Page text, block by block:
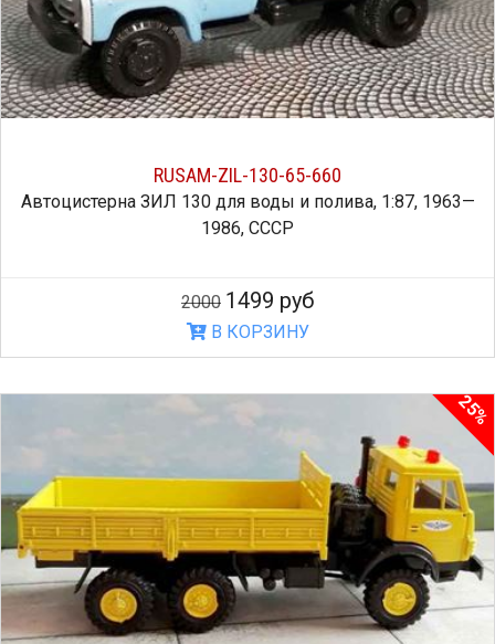
RUSAM-ZIL-130-65-660
Автоцистерна ЗИЛ 130 для воды и полива, 1:87, 1963—
1986, СССР
2000 1499 руб
В КОРЗИНУ
25%